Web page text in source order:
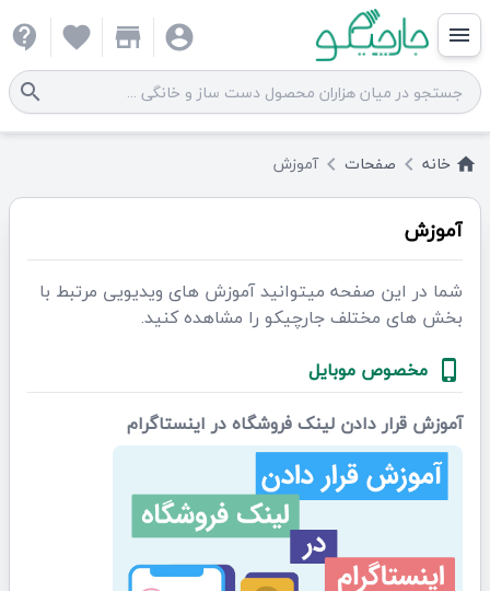
menu
search
account_circle
store
favorite
contact_support
home خانه keyboard_arrow_left صفحات keyboard_arrow_leftآموزش
آموزش
شما در این صفحه میتوانید آموزش های ویدیویی مرتبط با
بخش های مختلف جارچیکو را مشاهده کنید.
phone_iphone
مخصوص موبایل
آموزش قرار دادن لینک فروشگاه در اینستاگرام